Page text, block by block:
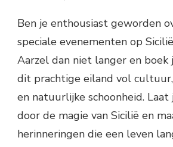
Ben je enthousiast geworden
speciale evenementen op
Aarzel dan niet langer en boek
dit prachtige eiland vol cultuur,
en natuurlijke schoonheid.
door de magie van Sicilië en
herinneringen die een leven